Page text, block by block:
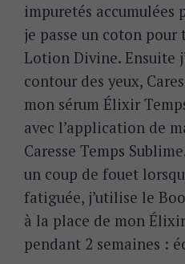
impuretés accumulées
je passe un coton pour
Lotion Divine. Ensuite
contour des yeux,
mon sérum Élixir
avec l’application de
Caresse Temps
un coup de fouet
fatiguée, j’utilise le
à la place de mon
pendant 2 semaines :
S